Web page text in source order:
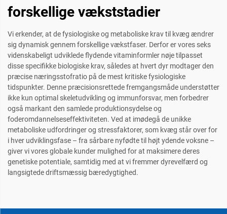
forskellige vækststadier
Vi erkender, at de fysiologiske og metaboliske krav til kvæg ændrer
sig dynamisk gennem forskellige vækstfaser. Derfor er vores seks
videnskabeligt udviklede flydende vitaminformler nøje tilpasset
disse specifikke biologiske krav, således at hvert dyr modtager den
præcise næringsstofratio på de mest kritiske fysiologiske
tidspunkter. Denne præcisionsrettede fremgangsmåde understøtter
ikke kun optimal skeletudvikling og immunforsvar, men forbedrer
også markant den samlede produktionsydelse og
foderomdannelseseffektiviteten. Ved at imødegå de unikke
metaboliske udfordringer og stressfaktorer, som kvæg står over for
i hver udviklingsfase – fra sårbare nyfødte til højt ydende voksne –
giver vi vores globale kunder mulighed for at maksimere deres
genetiske potentiale, samtidig med at vi fremmer dyrevelfærd og
langsigtede driftsmæssig bæredygtighed.